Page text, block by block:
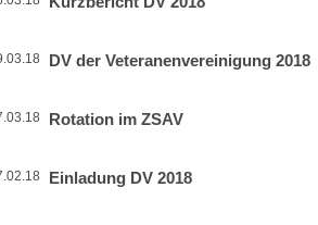
DV der Veteranenvereinigung 2018
Rotation im ZSAV
Einladung DV 2018